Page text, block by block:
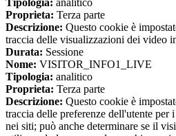
Tipologia: analitico
Proprieta: Terza parte
Descrizione: Questo cookie è
traccia delle visualizzazioni dei video
Durata: Sessione
Nome: VISITOR_INFO1_LIVE
Tipologia: analitico
Proprieta: Terza parte
Descrizione: Questo cookie è
traccia delle preferenze dell'utente
nei siti; può anche determinare se il